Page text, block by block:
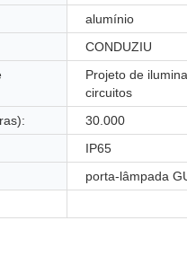
alumínio
CONDUZIU
Projeto de
circuitos
30.000
IP65
porta-lâmpada